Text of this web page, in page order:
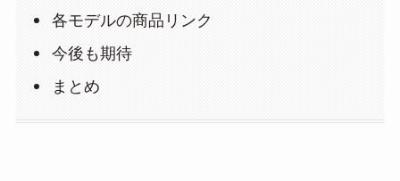
各モデルの商品リンク
今後も期待
まとめ